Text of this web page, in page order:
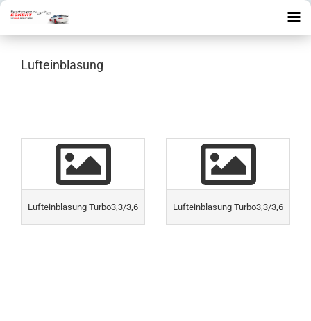
Lufteinblasung
Lufteinblasung Turbo3,3/3,6 Lufteinblasung Turbo3,3/3,6